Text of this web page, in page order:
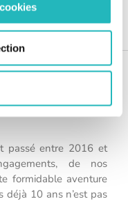
passé entre 2016 et
de nos
formidable aventure
déjà 10 ans n’est pas